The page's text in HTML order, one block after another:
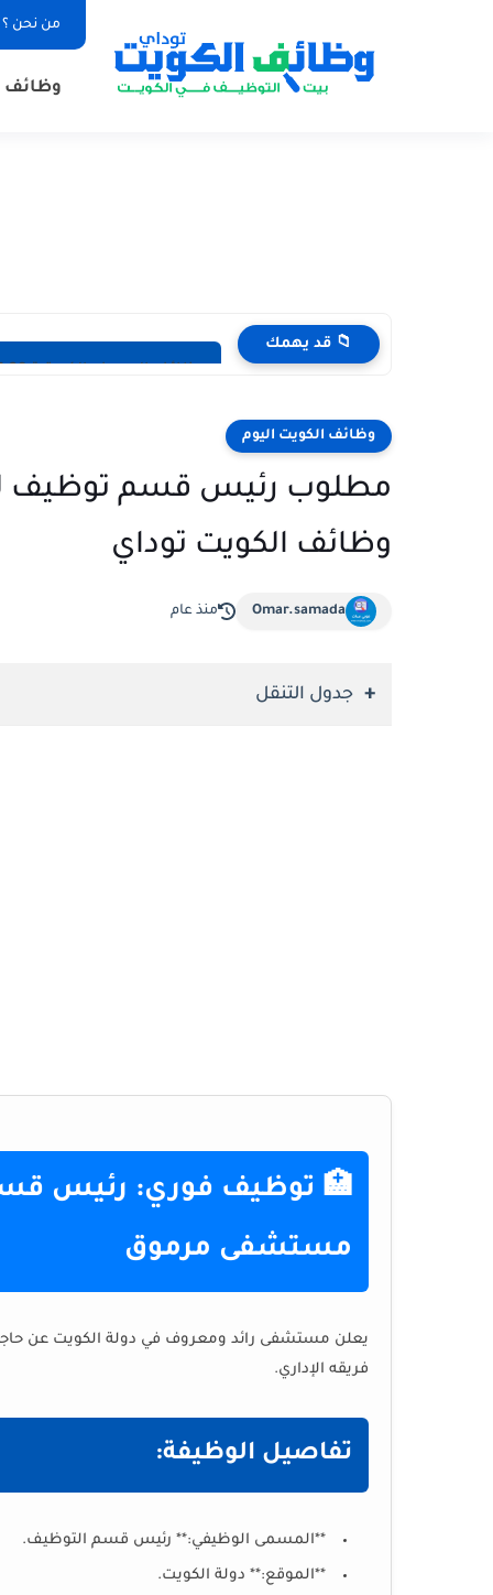
من نحن ؟
وظائف
📁 قد يهمك
وظائف الكويت اليوم
مطلوب رئيس قسم توظيف
وظائف الكويت توداي
Omar.samada منذ عام
جدول التنقل
مستشفى مرموق
يعلن مستشفى رائد ومعروف في دولة الكويت عن
فريقه الإداري.
تفاصيل الوظيفة:
**المسمى الوظيفي:** رئيس قسم التوظيف.
**الموقع:** دولة الكويت.